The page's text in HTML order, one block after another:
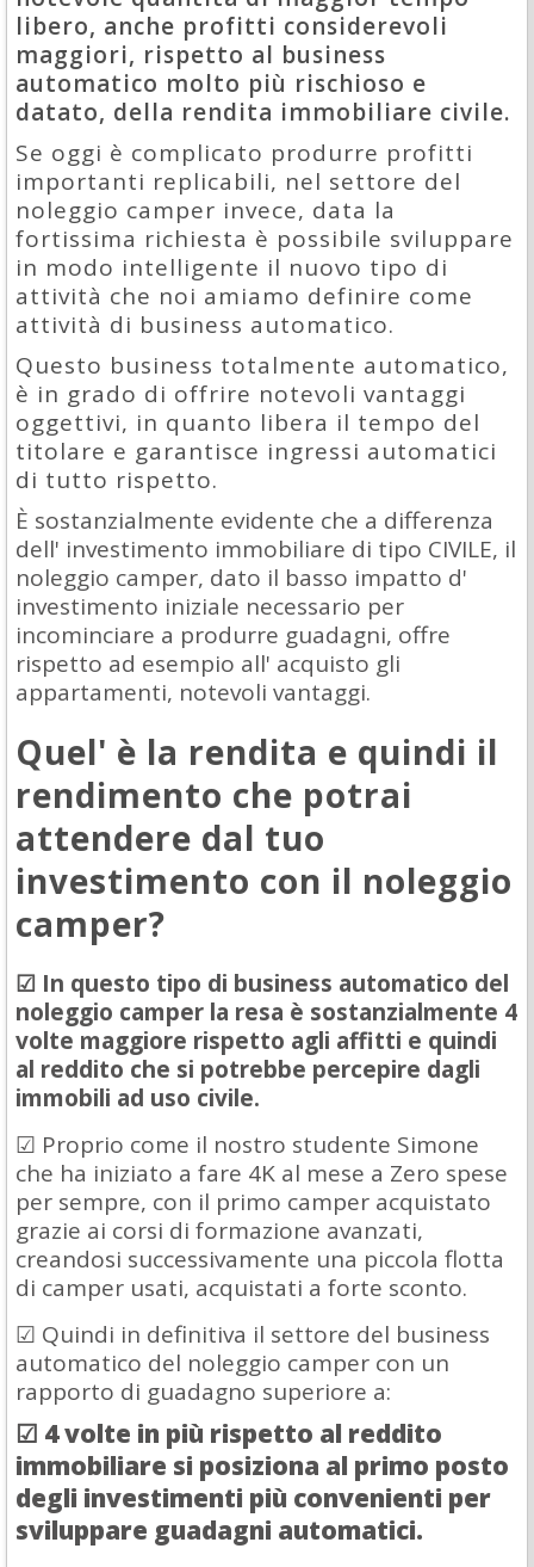
libero, anche profitti considerevoli
maggiori, rispetto al business
automatico molto più rischioso e
datato, della rendita immobiliare civile.
Se oggi è complicato produrre profitti
importanti replicabili, nel settore del
noleggio camper invece, data la
fortissima richiesta è possibile sviluppare
in modo intelligente il nuovo tipo di
attività che noi amiamo definire come
attività di business automatico.
Questo business totalmente automatico,
è in grado di offrire notevoli vantaggi
oggettivi, in quanto libera il tempo del
titolare e garantisce ingressi automatici
di tutto rispetto.
È sostanzialmente evidente che a differenza
dell' investimento immobiliare di tipo CIVILE, il
noleggio camper, dato il basso impatto d'
investimento iniziale necessario per
incominciare a produrre guadagni, offre
rispetto ad esempio all' acquisto gli
appartamenti, notevoli vantaggi.
Quel' è la rendita e quindi il
rendimento che potrai
attendere dal tuo
investimento con il noleggio
camper?
☑ In questo tipo di business automatico del
noleggio camper la resa è sostanzialmente 4
volte maggiore rispetto agli affitti e quindi
al reddito che si potrebbe percepire dagli
immobili ad uso civile.
☑ Proprio come il nostro studente Simone
che ha iniziato a fare 4K al mese a Zero spese
per sempre, con il primo camper acquistato
grazie ai corsi di formazione avanzati,
creandosi successivamente una piccola flotta
di camper usati, acquistati a forte sconto.
☑ Quindi in definitiva il settore del business
automatico del noleggio camper con un
rapporto di guadagno superiore a:
☑ 4 volte in più rispetto al reddito
immobiliare si posiziona al primo posto
degli investimenti più convenienti per
sviluppare guadagni automatici.